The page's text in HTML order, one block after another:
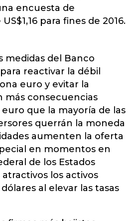
encuesta de
para fines de 2016.
medidas del Banco
reactivar la débil
euro y evitar la
más consecuencias
que la mayoría de las
querrán la moneda
aumenten la oferta
en momentos en
de los Estados
los activos
al elevar las tasas